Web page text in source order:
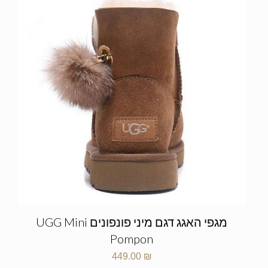
מגפי האגג דגם מיני פונפונים UGG Mini
Pompon
449.00 ₪